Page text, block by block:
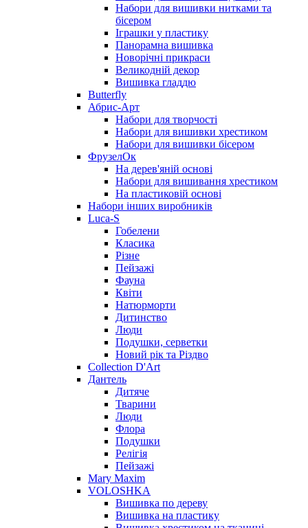
Набори для вишивки нитками та
бісером
Іграшки у пластику
Панорамна вишивка
Новорічні прикраси
Великодній декор
Вишивка гладдю
Butterfly
Абрис-Арт
Набори для творчості
Набори для вишивки хрестиком
Набори для вишивки бісером
ФрузелОк
На дерев'яній основі
Набори для вишивання хрестиком
На пластиковій основі
Набори інших виробників
Luca-S
Гобелени
Класика
Різне
Пейзажі
Фауна
Квіти
Натюрморти
Дитинство
Люди
Подушки, серветки
Новий рік та Різдво
Collection D'Art
Дантель
Дитяче
Тварини
Люди
Флора
Подушки
Релігія
Пейзажі
Mary Maxim
VOLOSHKA
Вишивка по дереву
Вишивка на пластику